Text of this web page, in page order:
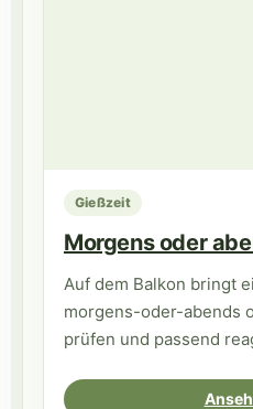
Gießzeit
Morgens oder
Auf dem Balkon bringt
morgens-oder-abends
prüfen und passend